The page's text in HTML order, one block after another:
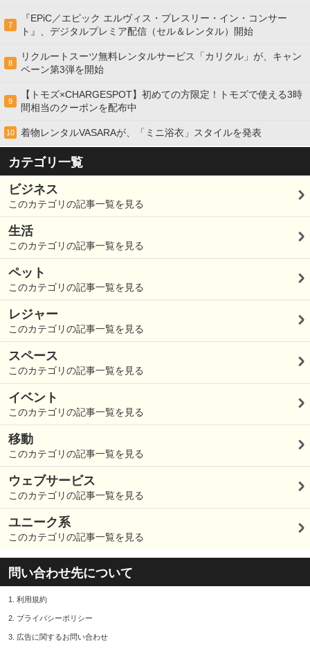
7
『EPiC／エピック エルヴィス・プレスリー・イン・コンサー
ト』、デジタルプレミア配信（セル＆レンタル）開始
8
リクルートスーツ無料レンタルサービス「カリクル」が、キャン
ペーン第3弾を開始
9
【トモズ×CHARGESPOT】初めての方限定！トモズで使える3時
間相当のクーポンを配布中
10 着物レンタルVASARAが、「ミニ浴衣」スタイルを発表
カテゴリ一覧
ビジネス
このカテゴリの記事一覧を見る
生活
このカテゴリの記事一覧を見る
ペット
このカテゴリの記事一覧を見る
レジャー
このカテゴリの記事一覧を見る
スペース
このカテゴリの記事一覧を見る
イベント
このカテゴリの記事一覧を見る
移動
このカテゴリの記事一覧を見る
ウェブサービス
このカテゴリの記事一覧を見る
ユニーク系
このカテゴリの記事一覧を見る
問い合わせ先について
1. 利用規約
2. プライバシーポリシー
3. 広告に関するお問い合わせ